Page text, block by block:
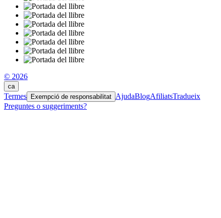
© 2026
ca
Termes Exempció de responsabilitat AjudaBlogAfiliatsTradueix
Preguntes o suggeriments?